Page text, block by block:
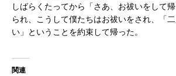
しばらくたってから「さあ、お祓いをして
られ、こうして僕たちはお祓いをされ、「
い」ということを約束して帰った。
関連